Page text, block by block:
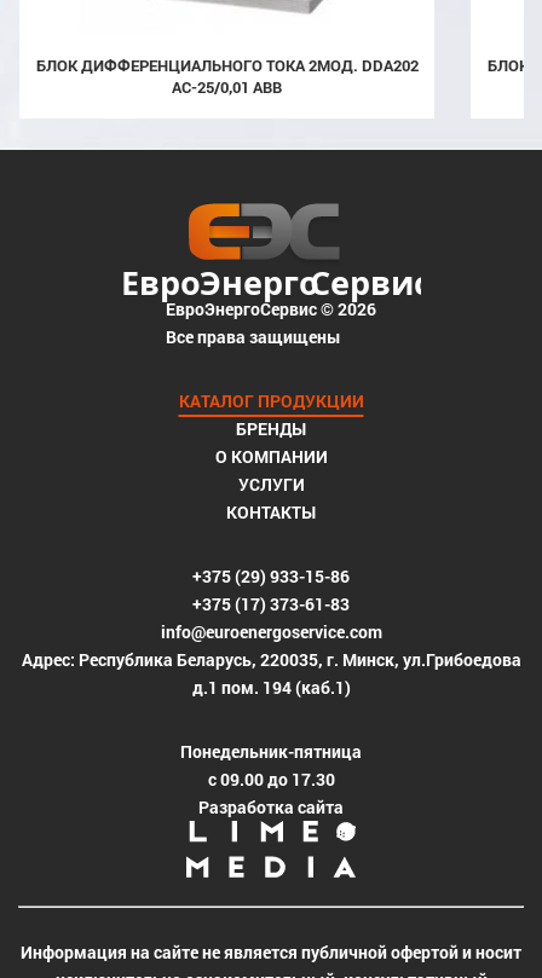
БЛОК ДИФФЕРЕНЦИАЛЬНОГО ТОКА 2МОД. DDA202
AC-25/0,01 ABB
БЛОК ДИФФЕРЕНЦИАЛЬНОГО ТОКА 2МОД. DDA202
ЕвроЭнергоСервис © 2026
Все права защищены
КАТАЛОГ ПРОДУКЦИИ
БРЕНДЫ
О КОМПАНИИ
УСЛУГИ
КОНТАКТЫ
+375 (29) 933-15-86
+375 (17) 373-61-83
info@euroenergoservice.com
Адрес: Республика Беларусь, 220035, г. Минск, ул.Грибоедова
д.1 пом. 194 (каб.1)
Понедельник-пятница
с 09.00 до 17.30
Разработка сайта
Информация на сайте не является публичной офертой и носит